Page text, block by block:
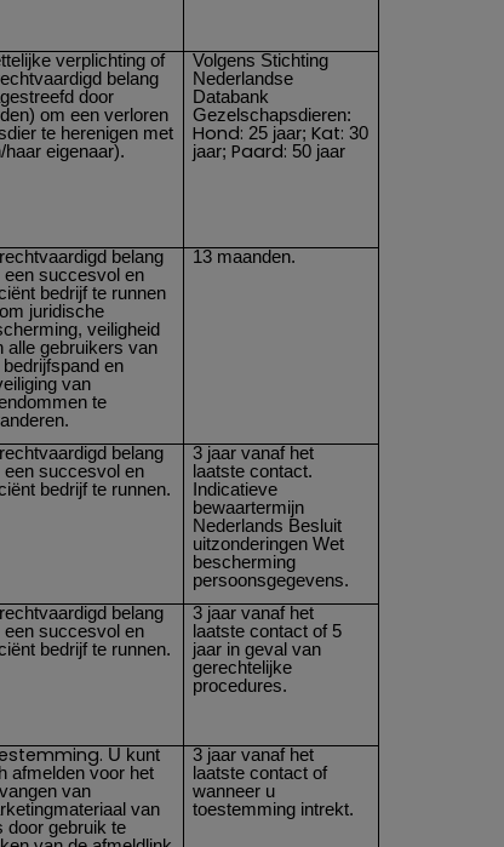
verplichting of
belang
door
om een verloren
te herenigen met
haar eigenaar).
Volgens Stichting
Nederlandse
Databank
Gezelschapsdieren:
Hond: 25 jaar;Kat: 30
jaar;Paard: 50 jaar
belang
een succesvol en
bedrijf te runnen
juridische
veiligheid
alle gebruikers van
bedrijfspand en
van
te
13 maanden.
belang
een succesvol en
bedrijf te runnen.
3 jaar vanaf het
laatste contact.
Indicatieve
bewaartermijn
Nederlands Besluit
uitzonderingen Wet
bescherming
persoonsgegevens.
belang
een succesvol en
bedrijf te runnen.
3 jaar vanaf het
laatste contact of 5
jaar in geval van
gerechtelijke
procedures.
U kunt
afmelden voor het
van
van
door gebruik te
3 jaar vanaf het
laatste contact of
wanneer u
toestemming intrekt.